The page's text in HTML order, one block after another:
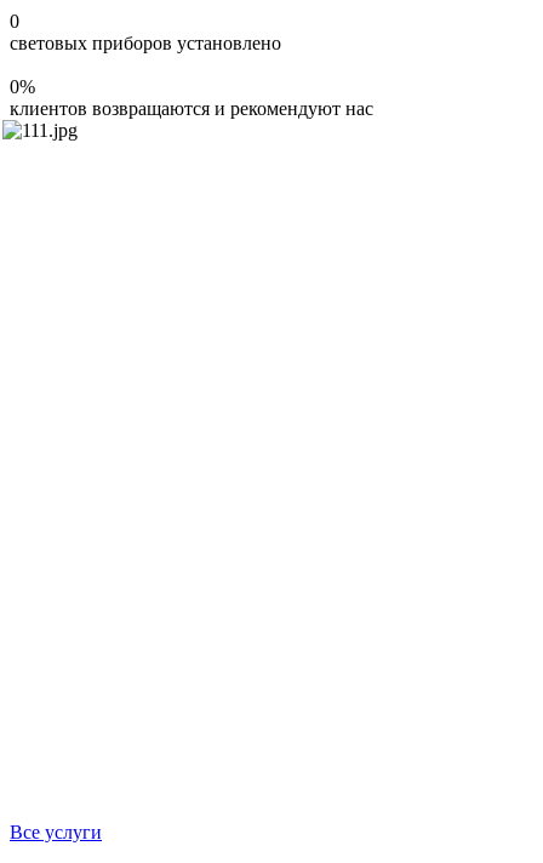
0
световых приборов установлено
0%
клиентов возвращаются и рекомендуют нас
Все услуги